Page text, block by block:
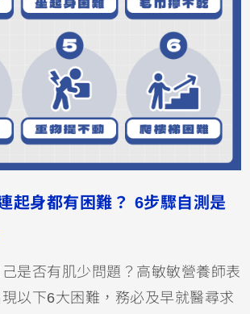
起身都有困難？ 6步驟自測是
是否有肌少問題？高敏敏營養師表
以下6大困難，務必及早就醫尋求